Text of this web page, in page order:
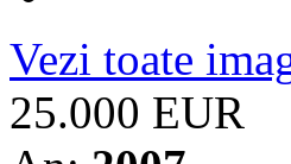
Vezi toate
25.000 EUR